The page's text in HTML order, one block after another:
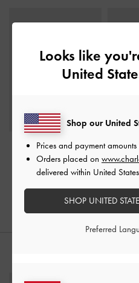
Sandal Selip
Embroidered Leather-
White
IDR1,399,000
Sandal
Looks like
United
Shop our United
Prices and payment
Orders placed on
delivered within United
SHOP UNITED
Preferred